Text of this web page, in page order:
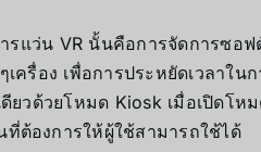
รแว่น VR นั้นคือการจัดการซอ
ครื่อง เพื่อการประหยัดเวลาใ
ดียวด้วยโหมด Kiosk เมื่อเปิด
ต้องการให้ผู้ใช้สามารถใช้ได้